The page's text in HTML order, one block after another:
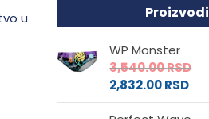
Proizvodi
WP Monster
3,540.00RSD
2,832.00RSD